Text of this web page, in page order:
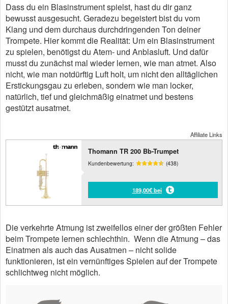
Dass du ein Blasinstrument spielst, hast du dir ganz
bewusst ausgesucht. Geradezu begeistert bist du vom
Klang und dem durchaus durchdringenden Ton deiner
Trompete. Hier kommt die Realität: Um ein Blasinstrument
zu spielen, benötigst du Atem- und Anblasluft. Und dafür
musst du zunächst mal wieder lernen, wie man atmet. Also
nicht, wie man notdürftig Luft holt, um nicht den alltäglichen
Erstickungsgau zu erleben, sondern wie man locker,
natürlich, tief und gleichmäßig einatmet und bestens
gestützt ausatmet.
Affiliate Links
Thomann TR 200 Bb-Trumpet
Kundenbewertung: (438)
189,00€ bei
Die verkehrte Atmung ist zweifellos einer der größten Fehler
beim Trompete lernen schlechthin. Wenn die Atmung – das
Einatmen als auch das Ausatmen – nicht solide
funktionieren, ist ein vernünftiges Spielen auf der Trompete
schlichtweg nicht möglich.